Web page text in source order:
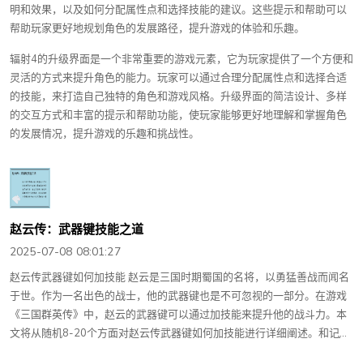
明和效果，以及如何分配属性点和选择技能的建议。这些提示和帮助可以
帮助玩家更好地规划角色的发展路径，提升游戏的体验和乐趣。
辐射4的升级界面是一个非常重要的游戏元素，它为玩家提供了一个方便和
灵活的方式来提升角色的能力。玩家可以通过合理分配属性点和选择合适
的技能，来打造自己独特的角色和游戏风格。升级界面的简洁设计、多样
的交互方式和丰富的提示和帮助功能，使玩家能够更好地理解和掌握角色
的发展情况，提升游戏的乐趣和挑战性。
赵云传：武器键技能之道
2025-07-08 08:01:27
赵云传武器键如何加技能 赵云是三国时期蜀国的名将，以勇猛善战而闻名
于世。作为一名出色的战士，他的武器键也是不可忽视的一部分。在游戏
《三国群英传》中，赵云的武器键可以通过加技能来提升他的战斗力。本
文将从随机8-20个方面对赵云传武器键如何加技能进行详细阐述。和记֣...